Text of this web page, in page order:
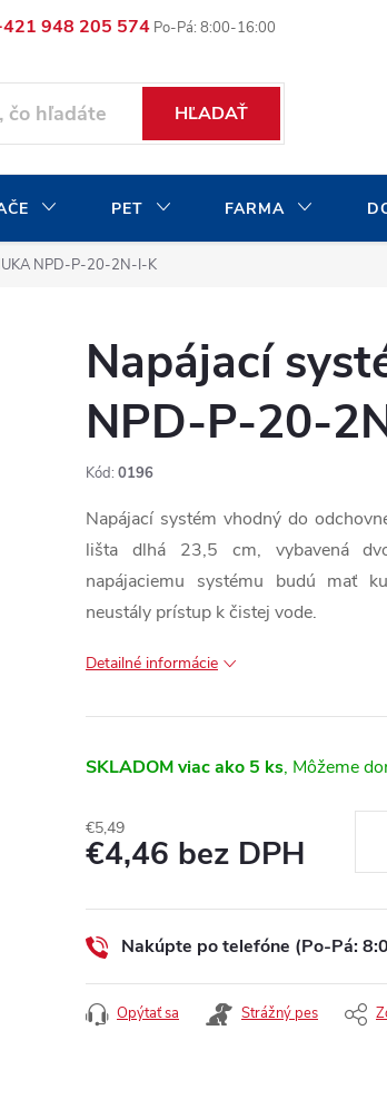
948 205 574
Moja objednávka
HĽADAŤ
PET FARMA
NPD-P-20-2N-I-K
Napájací
NPD-P-20-
Kód: 0196
Napájací systém vhodný do
lišta dlhá 23,5 cm, vybavená
napájaciemu systému budú mať
neustály prístup k čistej vode.
Detailné informácie
SKLADOMviac ako 5 ks
€5,49
€4,46 bez DPH
cena:
Nakúpte po telefóne (Po-Pá:
Opýtať sa Strážný pes